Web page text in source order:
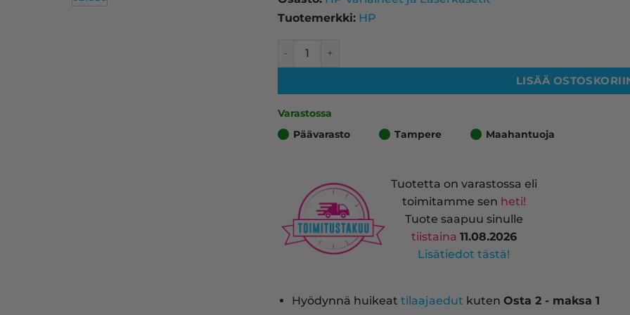
Tuotemerkki: HP
LISÄÄ
Varastossa
Päävarasto
Tampere Maahantuoja
Tuotetta on varastossa eli
toimitamme sen heti!
Tuote saapuu sinulle
tiistaina 11.08.2026
Lisätiedot tästä!
Hyödynnä huikeattilaajaedut kutenOsta 2 - maksa 1